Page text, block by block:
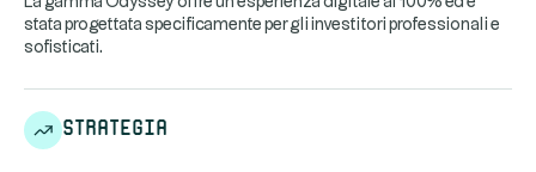
stata progettata specificamente per gli investitori professionali e
sofisticati.
Strategia